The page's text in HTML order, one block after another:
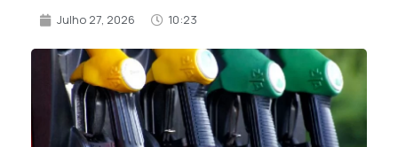
Julho 27, 2026 10:23